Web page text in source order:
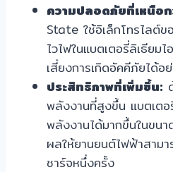
ความปลอดภัยที่เหนือก
State ใช้อิเล็กโทรไลต์ข
ไวไฟในแบตเตอรี่ลิเธียม
เสี่ยงการเกิดอัคคีภัยได้
ประสิทธิภาพที่เพิ่มขึ้น:
พลังงานที่สูงขึ้น แบตเตอ
พลังงานได้มากขึ้นในขน
ผลให้ยานยนต์ไฟฟ้าสาม
ชาร์จหนึ่งครั้ง